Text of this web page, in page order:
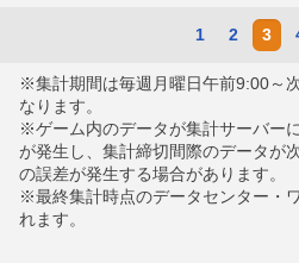
1 2 3
※集計期間は毎週月曜日午前9:00～
なります。
※ゲーム内のデータが集計サーバー
が発生し、集計締切間際のデータが
の誤差が発生する場合があります。
※最終集計時点のデータセンター・
れます。